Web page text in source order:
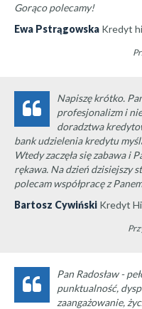
Gorąco polecamy!
Ewa Pstrągowska Kredyt
Napiszę krótko.
profesjonalizm i
doradztwa
bank udzielenia kredytu
Wtedy zaczęła się zabawa i
rękawa. Na dzień dzisiejszy
polecam współpracę z
Bartosz Cywiński Kredyt
Pan Radosław -
punktualność,
zaangażowanie,